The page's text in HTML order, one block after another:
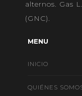
alternos. Gas
(GNC).
MENU
INICIO
QUIÉNES